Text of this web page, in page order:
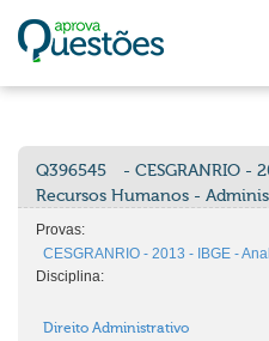
Q396545
- CESGRANRIO -
Recursos Humanos -
Provas:
CESGRANRIO - 2013 - IBGE -
Disciplina:
Direito Administrativo